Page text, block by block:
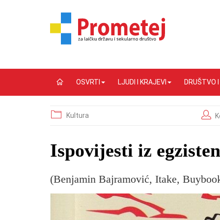
OSVRTI LJUDI I KRAJEVI DRUŠTVO
Kultura
Ispovijesti iz
(Benjamin Bajramović, Itake,